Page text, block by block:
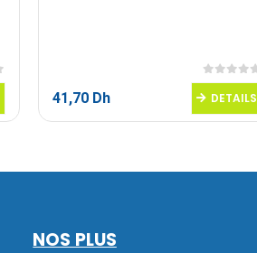
0sur 5
41,70 Dh DETAILS
NOS PLUS